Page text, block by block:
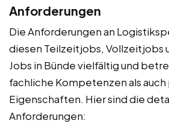
Anforderungen
Die Anforderungen an
diesen Teilzeitjobs, Vollzeitjobs
Jobs in Bünde vielfältig und
fachliche Kompetenzen als
Eigenschaften. Hier sind die
Anforderungen: